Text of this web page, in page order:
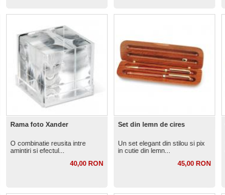
Rama foto Xander
O combinatie reusita intre
amintiri si efectul...
40,00 RON
Set din lemn de cires
Un set elegant din stilou si pix
in cutie din lemn...
45,00 RON